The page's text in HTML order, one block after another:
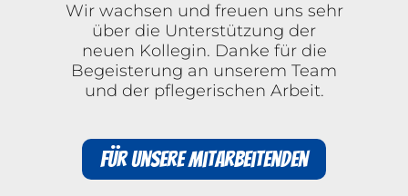
Wir wachsen und freuen uns sehr
über die Unterstützung der
neuen Kollegin. Danke für die
Begeisterung an unserem Team
und der pflegerischen Arbeit.
Für unsere Mitarbeitenden